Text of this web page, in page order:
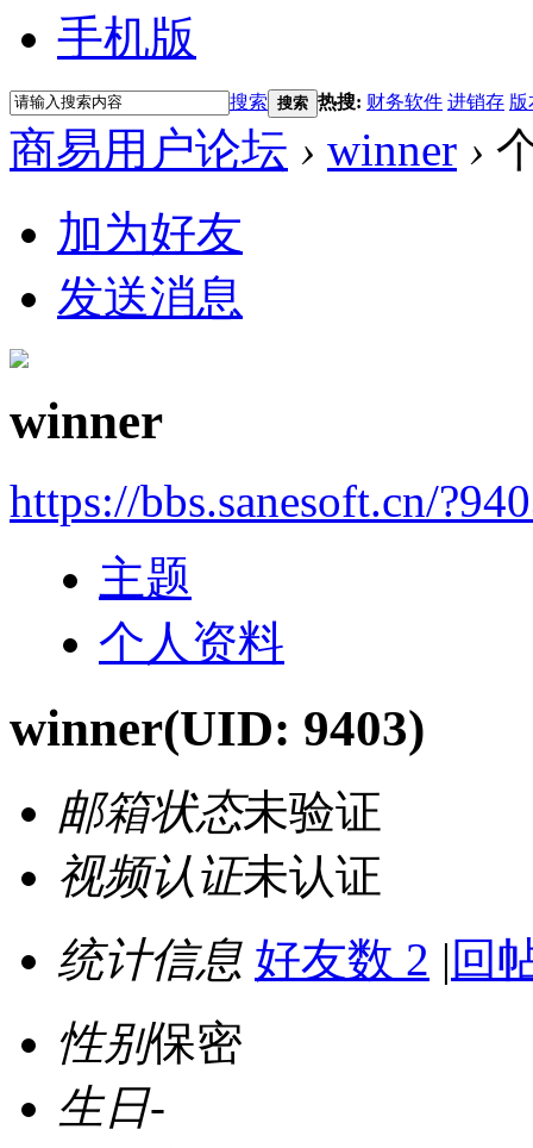
手机版
搜索 搜索 热搜: 财务软件 进销存 版
商易用户论坛 › winner ›
加为好友
发送消息
winner
https://bbs.sanesoft.cn/
主题
个人资料
winner(UID: 9403)
邮箱状态未验证
视频认证未认证
统计信息 好友数 2 | 回
性别保密
生日-